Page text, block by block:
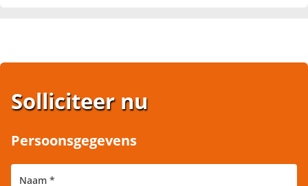
Solliciteer nu
Persoonsgegevens